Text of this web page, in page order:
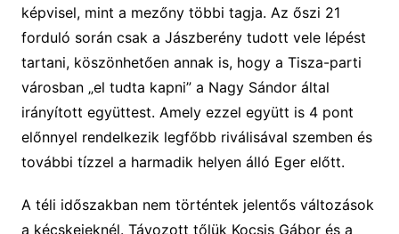
képvisel, mint a mezőny többi tagja. Az őszi 21
forduló során csak a Jászberény tudott vele lépést
tartani, köszönhetően annak is, hogy a Tisza-parti
városban „el tudta kapni” a Nagy Sándor által
irányított együttest. Amely ezzel együtt is 4 pont
előnnyel rendelkezik legfőbb riválisával szemben és
további tízzel a harmadik helyen álló Eger előtt.
A téli időszakban nem történtek jelentős változások
a kécskeieknél. Távozott tőlük Kocsis Gábor és a